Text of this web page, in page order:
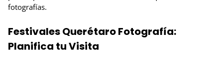
fotografías.
Festivales Querétaro Fotografía:
Planifica tu Visita